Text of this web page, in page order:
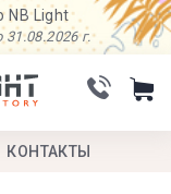
NB Light
г.
КОНТАКТЫ